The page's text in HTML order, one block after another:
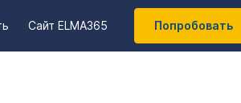
Сайт ELMA365 Попробовать